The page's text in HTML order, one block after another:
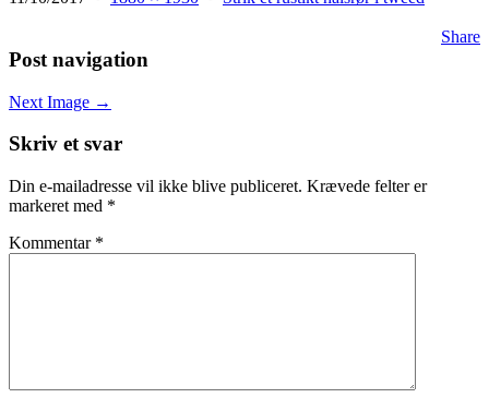
Share
Post navigation
Next Image →
Skriv et svar
Din e-mailadresse vil ikke blive publiceret. Krævede felter er
markeret med *
Kommentar *